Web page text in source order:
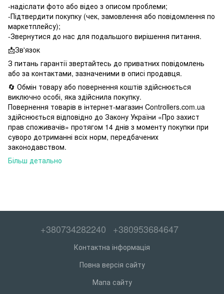
-надіслати фото або відео з описом проблеми;
-Підтвердити покупку (чек, замовлення або повідомлення по
маркетплейсу);
-Звернутися до нас для подальшого вирішення питання.
📩Зв'язок
З питань гарантії звертайтесь до приватних повідомлень
або за контактами, зазначеними в описі продавця.
🔄 Обмін товару або повернення коштів здійснюється
виключно особі, яка здійснила покупку.
Повернення товарів в інтернет-магазин Controllers.com.ua
здійснюється відповідно до Закону України «Про захист
прав споживачів» протягом 14 днів з моменту покупки при
суворо дотриманні всіх норм, передбачених
законодавством.
Більш детально
+380734282240 +380953684647
Контактна інформація
Повна версія сайту
Мапа сайту